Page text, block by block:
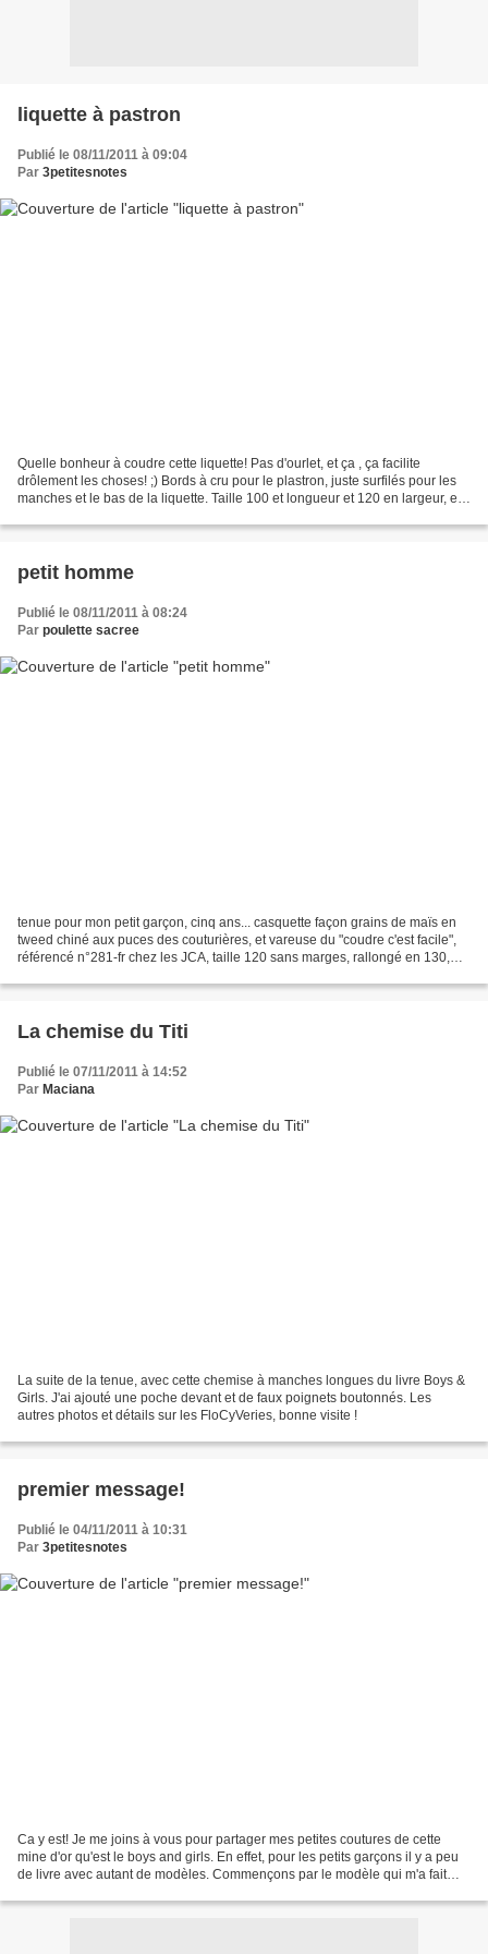
liquette à pastron
Publié le 08/11/2011 à 09:04
Par 3petitesnotes
Quelle bonheur à coudre cette liquette! Pas d'ourlet, et ça , ça facilite
drôlement les choses! ;) Bords à cru pour le plastron, juste surfilés pour les
manches et le bas de la liquette. Taille 100 et longueur et 120 en largeur, en
petit homme
Publié le 08/11/2011 à 08:24
Par poulette sacree
tenue pour mon petit garçon, cinq ans... casquette façon grains de maïs en
tweed chiné aux puces des couturières, et vareuse du "coudre c'est facile",
référencé n°281-fr chez les JCA, taille 120 sans marges, rallongé en 130,
La chemise du Titi
Publié le 07/11/2011 à 14:52
Par Maciana
La suite de la tenue, avec cette chemise à manches longues du livre Boys &
Girls. J'ai ajouté une poche devant et de faux poignets boutonnés. Les
autres photos et détails sur les FloCyVeries, bonne visite !
premier message!
Publié le 04/11/2011 à 10:31
Par 3petitesnotes
Ca y est! Je me joins à vous pour partager mes petites coutures de cette
mine d'or qu'est le boys and girls. En effet, pour les petits garçons il y a peu
de livre avec autant de modèles. Commençons par le modèle qui m'a fait